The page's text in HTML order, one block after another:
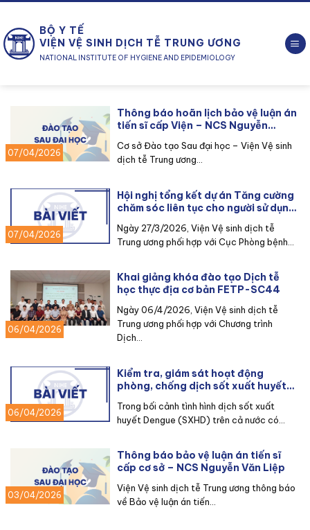
nội
dung
BỘ Y TẾ
VIỆN VỆ SINH DỊCH TỄ TRUNG ƯƠNG
NATIONAL INSTITUTE OF HYGIENE AND EPIDEMIOLOGY
07/04/2026
Thông báo hoãn lịch bảo vệ luận án
tiến sĩ cấp Viện – NCS Nguyễn
Cơ sở Đào tạo Sau đại học – Viện Vệ sinh
dịch tễ Trung ương...
07/04/2026
Hội nghị tổng kết dự án Tăng cường
chăm sóc liên tục cho người sử dụng
ma túy dựa vào cộng đồng (UCLA6)
Ngày 27/3/2026, Viện Vệ sinh dịch tễ
Trung ương phối hợp với Cục Phòng bệnh...
06/04/2026
Khai giảng khóa đào tạo Dịch tễ
học thực địa cơ bản FETP-SC44
Ngày 06/4/2026, Viện Vệ sinh dịch tễ
Trung ương phối hợp với Chương trình
Dịch...
06/04/2026
Kiểm tra, giám sát hoạt động
phòng, chống dịch sốt xuất huyết
Dengue tại Nghệ An
Trong bối cảnh tình hình dịch sốt xuất
huyết Dengue (SXHD) trên cả nước có...
03/04/2026
Thông báo bảo vệ luận án tiến sĩ
cấp cơ sở – NCS Nguyễn Văn Liệp
Viện Vệ sinh dịch tễ Trung ương thông báo
về Bảo vệ luận án tiến...